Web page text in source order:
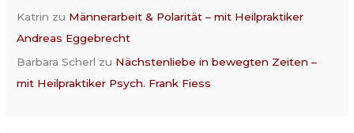
Katrin zu Männerarbeit & Polarität – mit Heilpraktiker
Andreas Eggebrecht
Barbara Scherl zu Nächstenliebe in bewegten Zeiten –
mit Heilpraktiker Psych. Frank Fiess